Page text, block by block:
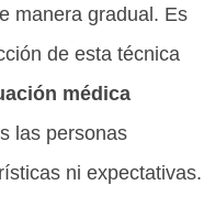
manera gradual. Es
de esta técnica
médica
las personas
ni expectativas.